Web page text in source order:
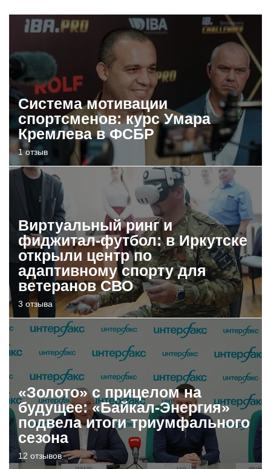
Система мотивации
спортсменов: курс Умара
Кремлева в ФСБР
1 отзыв
Виртуальный ринг и
фиджитал-футбол: в Иркутске
открыли центр по
адаптивному спорту для
ветеранов СВО
3 отзыва
«Золото» с прицелом на
будущее: «Байкал-Энергия»
подвела итоги триумфального
сезона
12 отзывов